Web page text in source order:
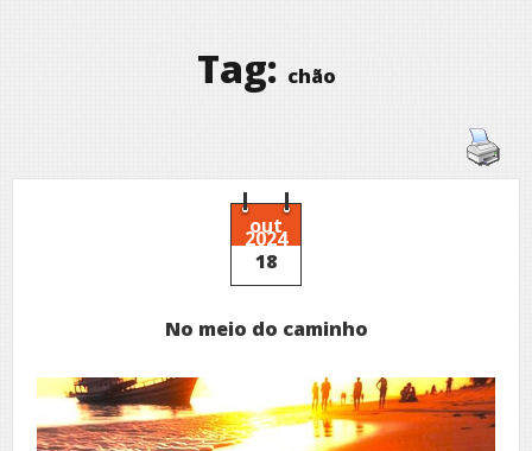
Tag: chão
out
2024
18
No meio do caminho